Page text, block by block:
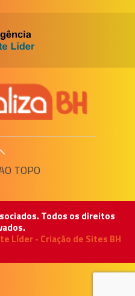
TOPO
Todos os direitos
Líder - Criação de Sites BH